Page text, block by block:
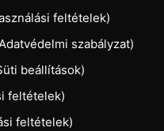
feltételek)
szabályzat)
beállítások)
feltételek)
feltételek)